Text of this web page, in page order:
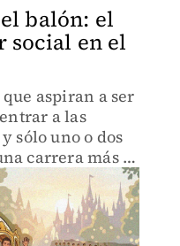
balón: el
social en el
aspiran a ser
a las
sólo uno o dos
carrera más o